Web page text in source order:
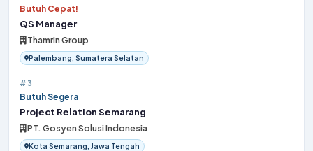
Butuh Cepat!
QS Manager
Thamrin Group
Palembang, Sumatera Selatan
#3
Butuh Segera
Project Relation Semarang
PT. Gosyen Solusi Indonesia
Kota Semarang, Jawa Tengah